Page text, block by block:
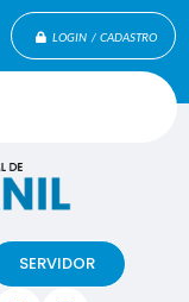
LOGIN / CADASTRO
SERVIDOR